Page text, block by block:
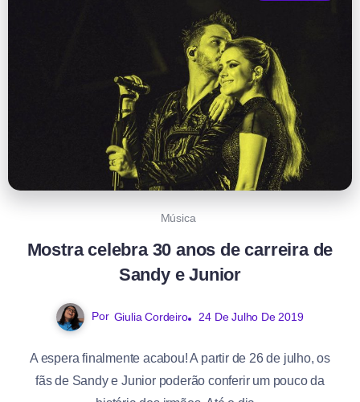
Música
Mostra celebra 30 anos de carreira de
Sandy e Junior
Por Giulia Cordeiro 24 De Julho De 2019
A espera finalmente acabou! A partir de 26 de julho, os
fãs de Sandy e Junior poderão conferir um pouco da